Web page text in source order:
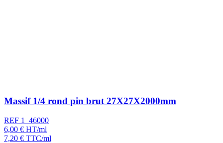
Massif 1/4 rond pin brut 27X27X2000mm
REF 1_46000
6,00 € HT/ml
7,20 € TTC/ml